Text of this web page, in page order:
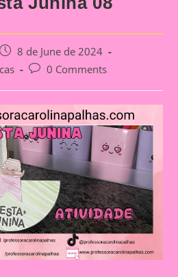
Post
published:
8 de June de 2024
Post0 Comments